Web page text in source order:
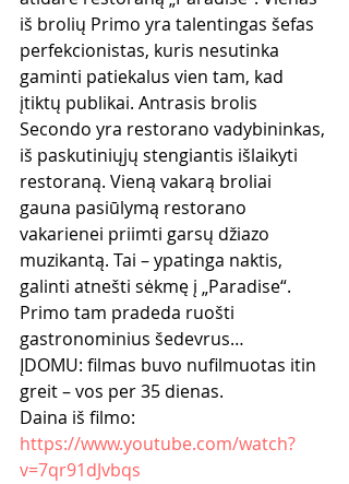
iš brolių Primo yra talentingas šefas
perfekcionistas, kuris nesutinka
gaminti patiekalus vien tam, kad
įtiktų publikai. Antrasis brolis
Secondo yra restorano vadybininkas,
iš paskutiniųjų stengiantis išlaikyti
restoraną. Vieną vakarą broliai
gauna pasiūlymą restorano
vakarienei priimti garsų džiazo
muzikantą. Tai – ypatinga naktis,
galinti atnešti sėkmę į „Paradise“.
Primo tam pradeda ruošti
gastronominius šedevrus…
ĮDOMU: filmas buvo nufilmuotas itin
greit – vos per 35 dienas.
Daina iš filmo:
https://www.youtube.com/watch?
v=7qr91dJvbqs